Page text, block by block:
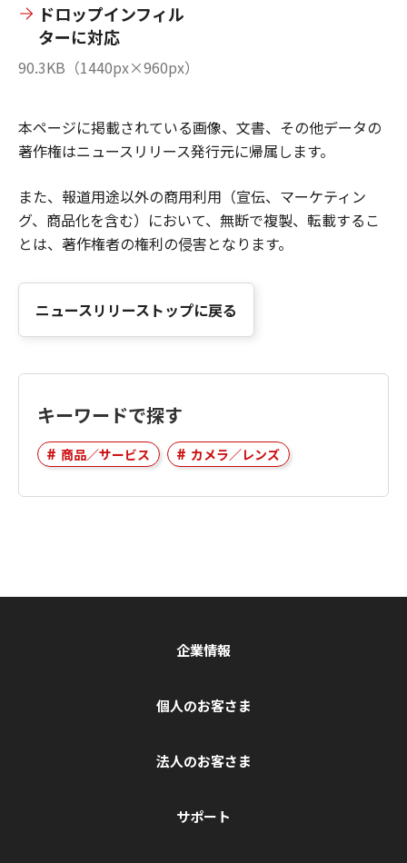
ドロップインフィル
ターに対応
90.3KB（1440px×960px）
本ページに掲載されている画像、文書、その他データの
著作権はニュースリリース発行元に帰属します。
また、報道用途以外の商用利用（宣伝、マーケティン
グ、商品化を含む）において、無断で複製、転載するこ
とは、著作権者の権利の侵害となります。
ニュースリリーストップに戻る
キーワードで探す
商品／サービス カメラ／レンズ
企業情報
個人のお客さま
法人のお客さま
サポート